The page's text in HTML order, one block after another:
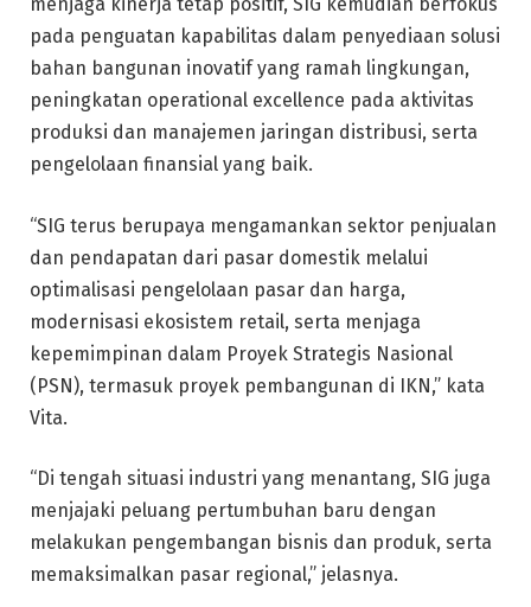
pada penguatan kapabilitas dalam penyediaan solusi
bahan bangunan inovatif yang ramah lingkungan,
peningkatan operational excellence pada aktivitas
produksi dan manajemen jaringan distribusi, serta
pengelolaan finansial yang baik.
“SIG terus berupaya mengamankan sektor penjualan
dan pendapatan dari pasar domestik melalui
optimalisasi pengelolaan pasar dan harga,
modernisasi ekosistem retail, serta menjaga
kepemimpinan dalam Proyek Strategis Nasional
(PSN), termasuk proyek pembangunan di IKN,” kata
Vita.
“Di tengah situasi industri yang menantang, SIG juga
menjajaki peluang pertumbuhan baru dengan
melakukan pengembangan bisnis dan produk, serta
memaksimalkan pasar regional,” jelasnya.